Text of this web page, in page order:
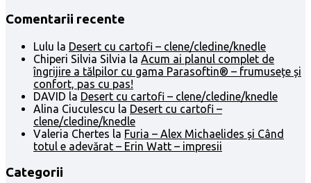
Comentarii recente
Lulu la Desert cu cartofi – clene/cledine/knedle
Chiperi Silvia Silvia la Acum ai planul complet de
îngrijire a tălpilor cu gama Parasoftin® – frumusețe și
confort, pas cu pas!
DAVID la Desert cu cartofi – clene/cledine/knedle
Alina Ciuculescu la Desert cu cartofi –
clene/cledine/knedle
Valeria Chertes la Furia – Alex Michaelides și Când
totul e adevărat – Erin Watt – impresii
Categorii